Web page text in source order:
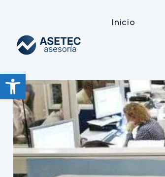
Abrir barra de herramientas
Inicio